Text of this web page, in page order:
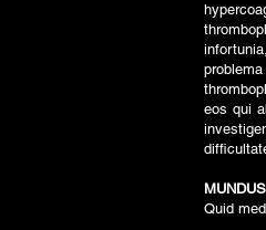
eos qui
Quid